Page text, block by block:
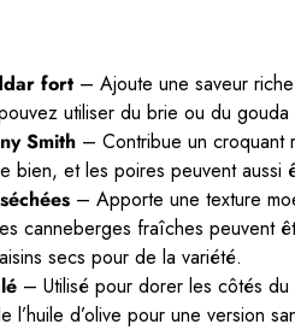
fort – Ajoute une saveur
utiliser du brie ou du
Smith – Contribue un croquant
bien, et les poires peuvent aussi
– Apporte une texture
canneberges fraîches peuvent
secs pour de la variété.
– Utilisé pour dorer les côtés
l’huile d’olive pour une version